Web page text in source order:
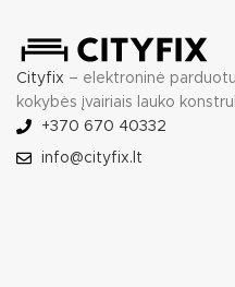
Cityfix – elektroninė
kokybės įvairiais lauko
+370 670 40332
info@cityfix.lt